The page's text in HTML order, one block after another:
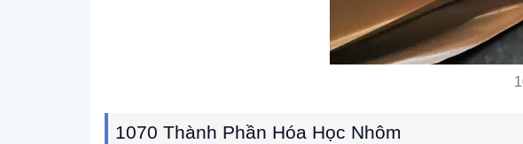
1070 Thành Phần Hóa Học Nhôm